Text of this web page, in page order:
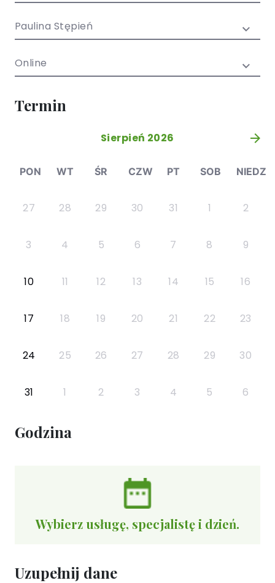
młodzieży
Paulina Stępień
Online
Termin
Sierpień 2026 »
PON WT ŚR CZW PT SOB NIEDZ
27 28 29 30 31 1 2
3 4 5 6 7 8 9
10 11 12 13 14 15 16
17 18 19 20 21 22 23
24 25 26 27 28 29 30
31 1 2 3 4 5 6
Godzina
Wybierz usługę, specjalistę i dzień.
Uzupełnij dane